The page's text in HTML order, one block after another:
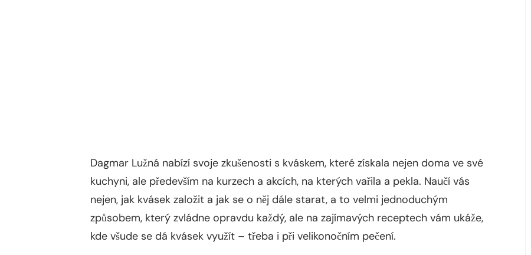
Dagmar Lužná nabízí svoje zkušenosti s kváskem, které získala nejen doma ve své
kuchyni, ale především na kurzech a akcích, na kterých vařila a pekla. Naučí vás
nejen, jak kvásek založit a jak se o něj dále starat, a to velmi jednoduchým
způsobem, který zvládne opravdu každý, ale na zajímavých receptech vám ukáže,
kde všude se dá kvásek využít – třeba i při velikonočním pečení.